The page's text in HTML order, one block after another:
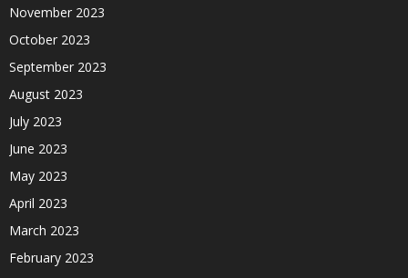
November 2023
October 2023
September 2023
August 2023
July 2023
June 2023
May 2023
April 2023
March 2023
February 2023